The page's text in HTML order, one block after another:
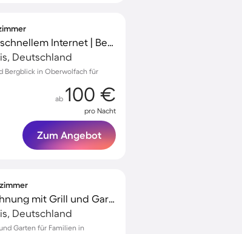
Schöne Ferienwohnung mit schnellem Internet | Bergblick | Ideal für Homeoffice
Deutschland
Bergblick in Oberwolfach für
ab 100 €
pro Nacht
Zum Angebot
Kinderfreundliche Ferienwohnung mit Grill und Garten | Panoramablick
Deutschland
Garten für Familien in